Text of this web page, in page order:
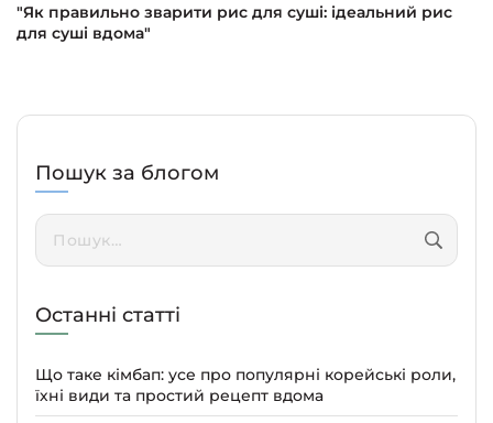
Наступна
"Як правильно зварити рис для суші: ідеальний рис
для суші вдома"
Пошук за блогом
Пошук:
Останні статті
Що таке кімбап: усе про популярні корейські роли,
їхні види та простий рецепт вдома